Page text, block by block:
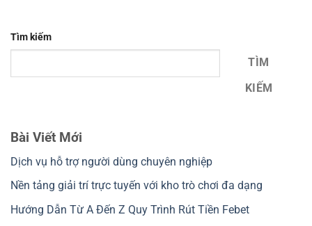
Tìm kiếm
TÌM
KIẾM
Bài Viết Mới
Dịch vụ hỗ trợ người dùng chuyên nghiệp
Nền tảng giải trí trực tuyến với kho trò chơi đa dạng
Hướng Dẫn Từ A Đến Z Quy Trình Rút Tiền Febet